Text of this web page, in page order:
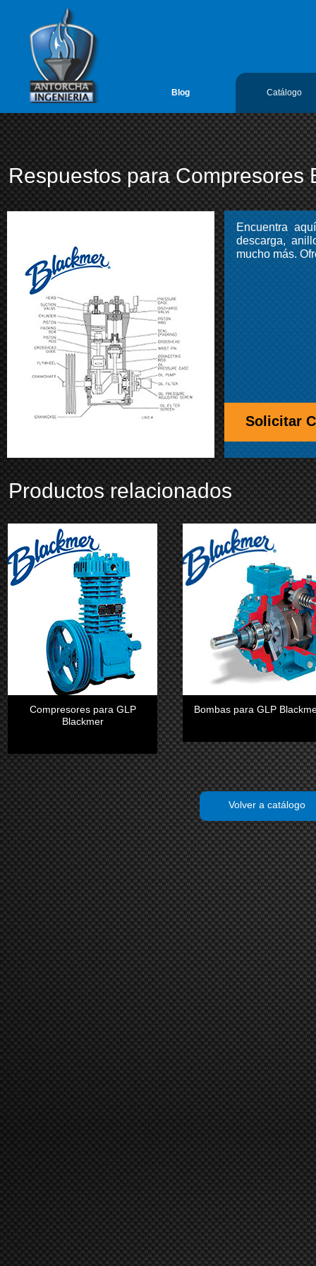
google-site-
Antorcha Ingenieria 1 Catálogo
Blog
Respuestos para Compresores
Encuentra
descarga,
mucho más.
Solicitar
Productos relacionados
Compresores para GLP
Blackmer
Bombas para GLP
Volver a catálogo